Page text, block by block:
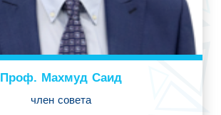
Проф. Махмуд Саид
член совета